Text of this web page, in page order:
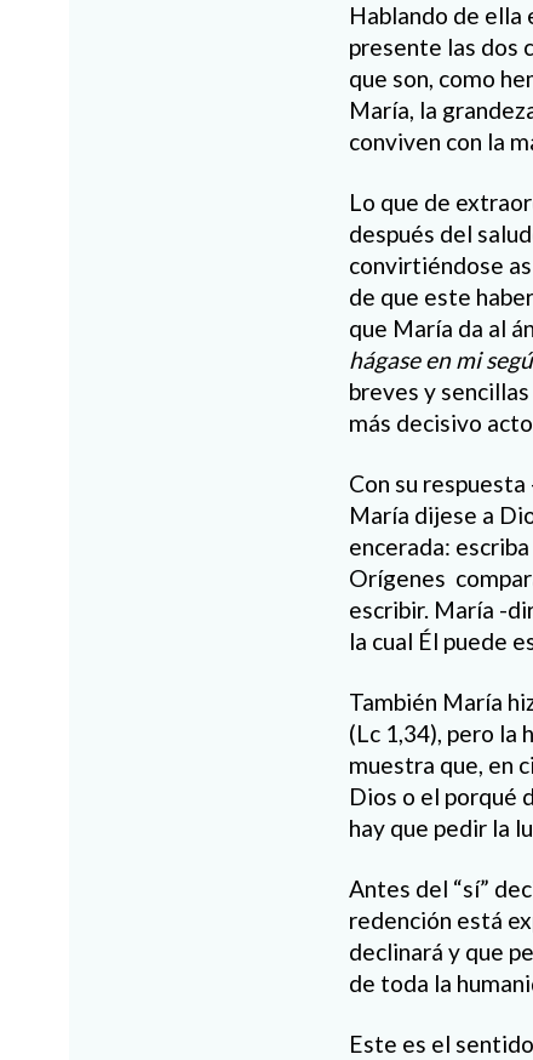
Hablando de ella
presente las dos
que son, como
María, la
conviven con la
Lo que de
después del
convirtiéndose
de que este
que María da al
hágase en mi
breves y
más decisivo
Con su
María dijese a
encerada:
Orígenes
escribir. María -
la cual Él puede
También María
(Lc 1,34), pero la
muestra que, en
Dios o el porqué
hay que pedir la
Antes del “sí”
redención está
declinará y que
de toda la
Este es el